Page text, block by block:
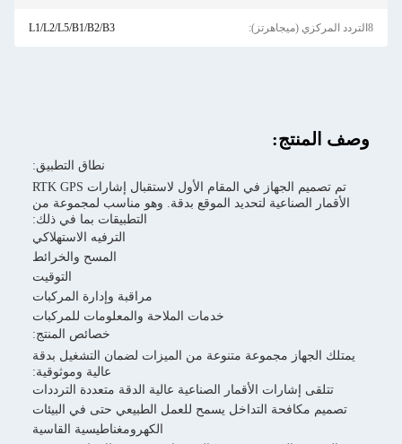
L1/L2/L5/B1/B2/B3
المنتج:
نطاق التطبيق:
تم تصميم الجهاز في المقام الأول لاستقبال إشارات RTK GPS
الأقمار الصناعية لتحديد الموقع بدقة. وهو مناسب لمجموعة من
التطبيقات بما في ذلك:
الترفيه الاستهلاكي
المسح والخرائط
مراقبة وإدارة المركبات
خدمات الملاحة والمعلومات للمركبات
خصائص المنتج:
يمتلك الجهاز مجموعة متنوعة من الميزات لضمان التشغيل بدقة
عالية وموثوقية:
تتلقى إشارات الأقمار الصناعية عالية الدقة متعددة الترددات
تصميم مكافحة التداخل يسمح للعمل الطبيعي حتى في البيئات
الكهرومغناطيسية القاسية